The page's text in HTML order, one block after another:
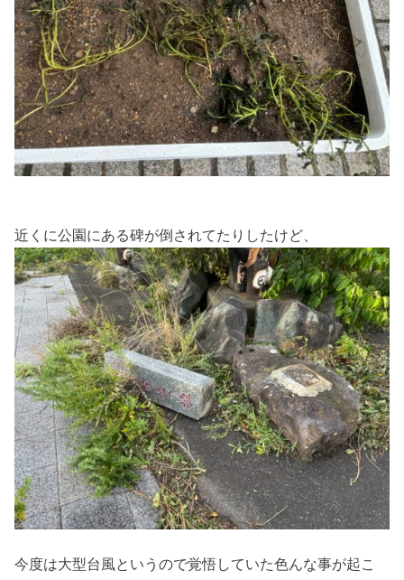
近くに公園にある碑が倒されてたりしたけど、
今度は大型台風というので覚悟していた色んな事が起こ